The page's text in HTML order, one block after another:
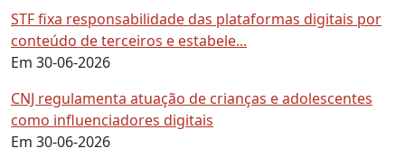
STF fixa responsabilidade das plataformas digitais por
conteúdo de terceiros e estabele...
Em 30-06-2026
CNJ regulamenta atuação de crianças e adolescentes
como influenciadores digitais
Em 30-06-2026